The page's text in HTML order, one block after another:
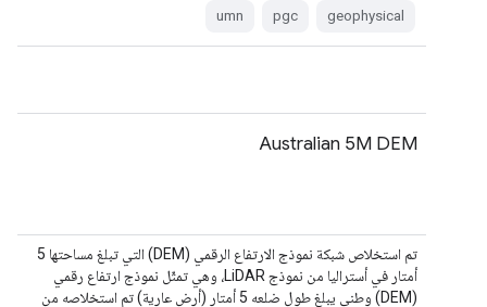
geophysical
pgc
umn
Australian 5M DEM
تم استخلاص شبكة نموذج الارتفاع الرقمي (DEM) التي تبلغ مساحتها 5
أمتار في أستراليا من نموذج LiDAR، وهي تمثّل نموذج ارتفاع رقمي
(DEM) وطني يبلغ طول ضلعه 5 أمتار (أرض عارية) تم استخلاصه من